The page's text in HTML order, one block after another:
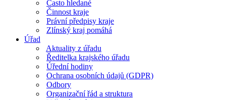
Často hledané
Činnost kraje
Právní předpisy kraje
Zlínský kraj pomáhá
Úřad
Aktuality z úřadu
Ředitelka krajského úřadu
Úřední hodiny
Ochrana osobních údajů (GDPR)
Odbory
Organizační řád a struktura